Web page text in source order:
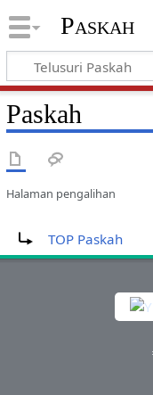
Paskah
Paskah
Halaman pengalihan
TOP Paskah